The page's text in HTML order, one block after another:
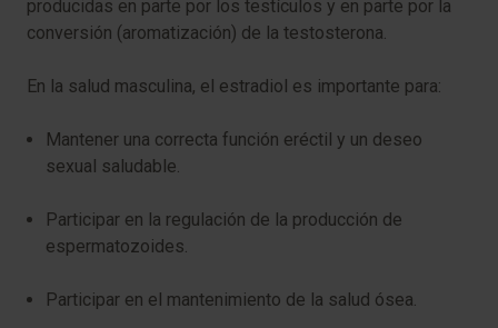
producidas en parte por los testículos y en parte por la
conversión (aromatización) de la testosterona.
En la salud masculina, el estradiol es importante para:
Mantener una correcta función eréctil y un deseo
sexual saludable.
Participar en la regulación de la producción de
espermatozoides.
Participar en el mantenimiento de la salud ósea.